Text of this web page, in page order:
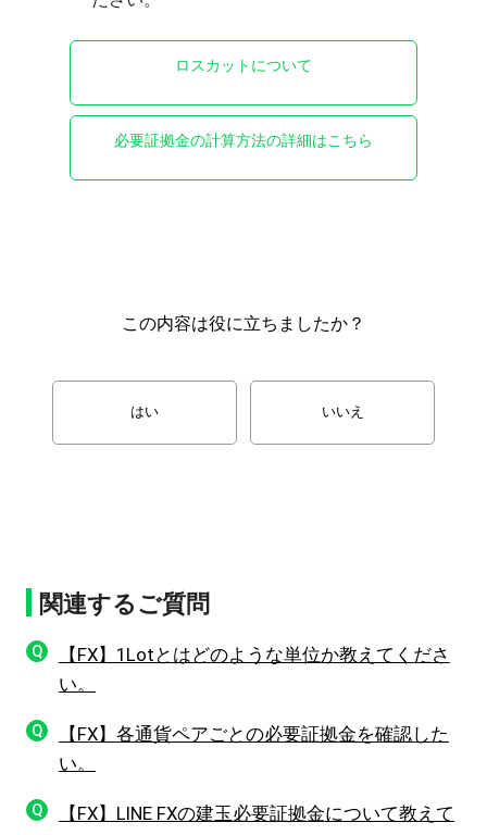
ロスカットについて
必要証拠金の計算方法の詳細はこちら
この内容は役に立ちましたか？
はい いいえ
関連するご質問
Q
【FX】1Lotとはどのような単位か教えてくださ
い。
Q
【FX】各通貨ペアごとの必要証拠金を確認した
い。
Q
【FX】LINE FXの建玉必要証拠金について教えて